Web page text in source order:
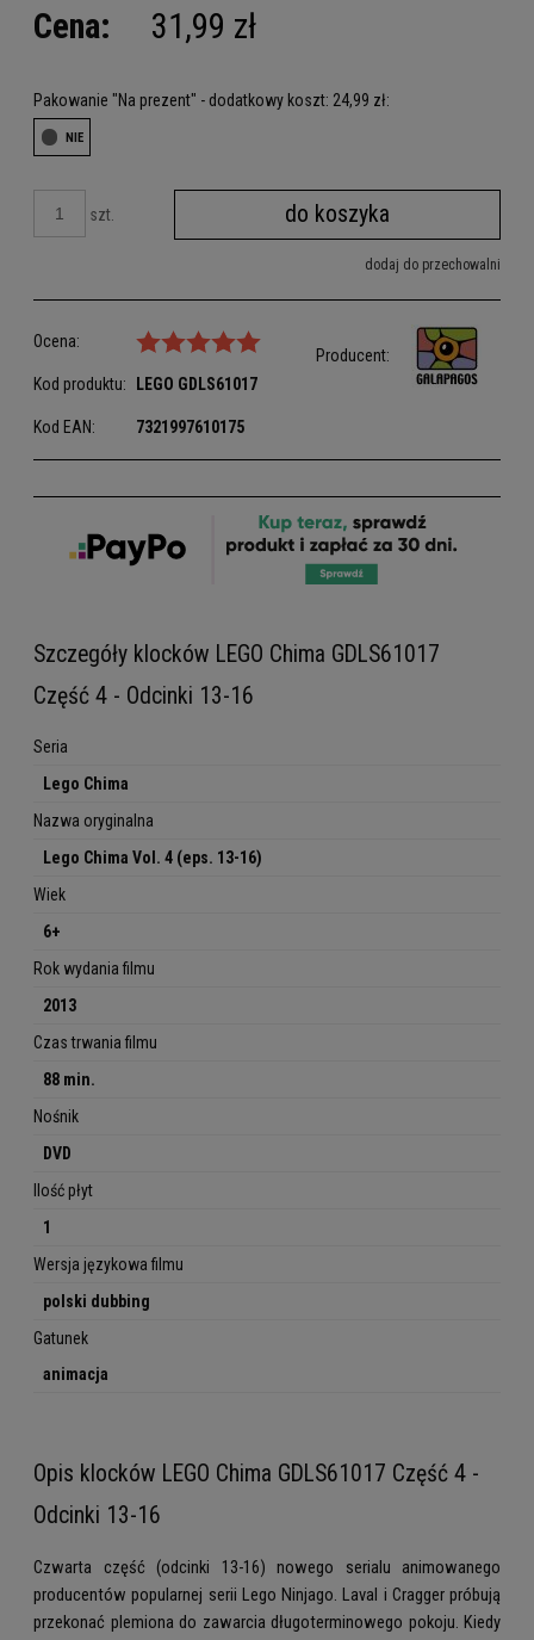
Cena: 31,99 zł
Pakowanie "Na prezent" - dodatkowy koszt: 24,99 zł:
szt. do koszyka
dodaj do przechowalni
Ocena:
Kod produktu: LEGO GDLS61017
Kod EAN: 7321997610175
Producent:
Szczegóły klocków LEGO Chima GDLS61017
Część 4 - Odcinki 13-16
Seria
Lego Chima
Nazwa oryginalna
Lego Chima Vol. 4 (eps. 13-16)
Wiek
6+
Rok wydania filmu
2013
Czas trwania filmu
88 min.
Nośnik
DVD
Ilość płyt
1
Wersja językowa filmu
polski dubbing
Gatunek
animacja
Opis klocków LEGO Chima GDLS61017 Część 4 -
Odcinki 13-16
Czwarta część (odcinki 13-16) nowego serialu animowanego
producentów popularnej serii Lego Ninjago. Laval i Cragger próbują
przekonać plemiona do zawarcia długoterminowego pokoju. Kiedy